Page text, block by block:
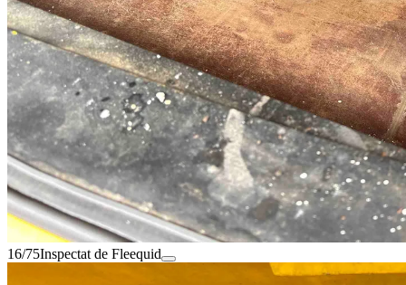
16/75Inspectat de Fleequid